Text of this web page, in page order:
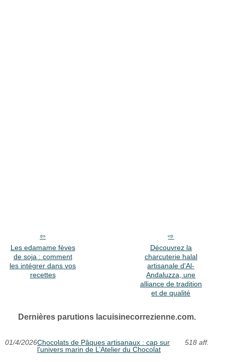
Les edamame fèves
de soja : comment
les intégrer dans vos
recettes
Découvrez la
charcuterie halal
artisanale d'Al-
Andaluzza, une
alliance de tradition
et de qualité
Dernières parutions lacuisinecorrezienne.com.
01/4/2026Chocolats de Pâques artisanaux : cap sur
l’univers marin de L’Atelier du Chocolat
518 aff.